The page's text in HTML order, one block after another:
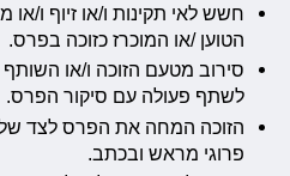
חשש לאי תקינות ו/או זיוף ו/
הטוען /או המוכרז כזוכה בפרס.
סירוב מטעם הזוכה ו/או
לשתף פעולה עם סיקור הפרס.
הזוכה המחה את הפרס לצד
פרוגי מראש ובכתב.